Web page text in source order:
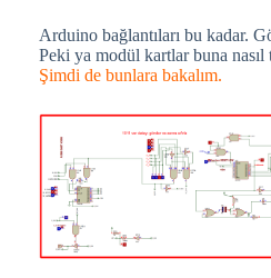
Arduino bağlantıları bu kadar.
Peki ya modül kartlar buna nasıl
Şimdi de bunlara bakalım.